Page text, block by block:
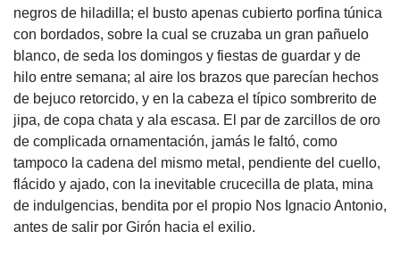
negros de hiladilla; el busto apenas cubierto porfina túnica
con bordados, sobre la cual se cruzaba un gran pañuelo
blanco, de seda los domingos y fiestas de guardar y de
hilo entre semana; al aire los brazos que parecían hechos
de bejuco retorcido, y en la cabeza el típico sombrerito de
jipa, de copa chata y ala escasa. El par de zarcillos de oro
de complicada ornamentación, jamás le faltó, como
tampoco la cadena del mismo metal, pendiente del cuello,
flácido y ajado, con la inevitable crucecilla de plata, mina
de indulgencias, bendita por el propio Nos Ignacio Antonio,
antes de salir por Girón hacia el exilio.